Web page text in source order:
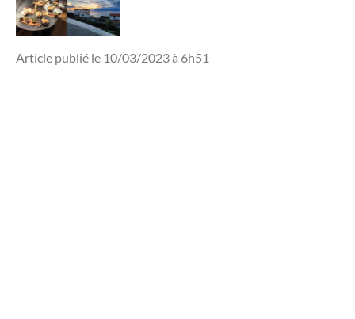
Article publié le 10/03/2023 à 6h51